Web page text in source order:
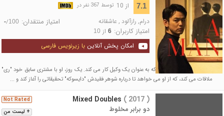
7.1 از 10 توسط 367 نفر در
درام, رازآلود , عاشقانه امتیاز منتقدان: -/100
امتیاز کاربران: 6از 10
امکان پخش آنلاین با زیرنویس فارسی
فیلم داستان "آکیرا" مردی که به عنوان یک وکیل کار می کند. یک روز، او با مشتری سابق خود "ری"
ملاقات می کند، که از او می خواهد تا درباره شوهر فقیدش "دایسوکه" تحقیقاتی را آغاز کند و ...
+ لیست من
Not Rated Mixed Doubles ( 2017 )
دو برابر مخلوط